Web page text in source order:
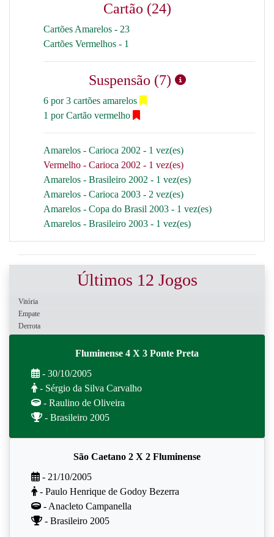
Cartão (24)
Cartões Amarelos - 23
Cartões Vermelhos - 1
Suspensão (7)
6 por 3 cartões amarelos
1 por Cartão vermelho
Amarelos - Carioca 2002 - 1 vez(es)
Vermelho - Carioca 2002 - 1 vez(es)
Amarelos - Brasileiro 2002 - 1 vez(es)
Amarelos - Carioca 2003 - 2 vez(es)
Amarelos - Copa do Brasil 2003 - 1 vez(es)
Amarelos - Brasileiro 2003 - 1 vez(es)
Últimos 12 Jogos
Vitória
Empate
Derrota
Fluminense 4 X 3 Ponte Preta
- 30/10/2005
- Sérgio da Silva Carvalho
- Raulino de Oliveira
- Brasileiro 2005
São Caetano 2 X 2 Fluminense
- 21/10/2005
- Paulo Henrique de Godoy Bezerra
- Anacleto Campanella
- Brasileiro 2005